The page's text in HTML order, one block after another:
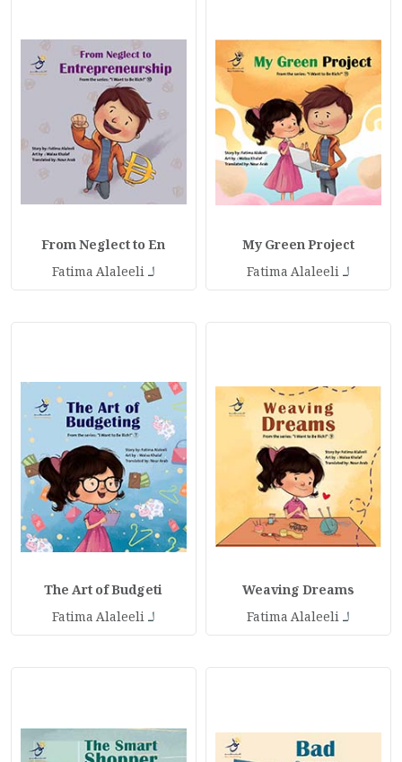
My Green Project
لـFatima Alaleeli
From Neglect to En
لـFatima Alaleeli
Weaving Dreams
لـFatima Alaleeli
The Art of Budgeti
لـFatima Alaleeli